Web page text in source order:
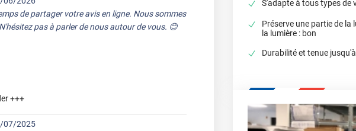
de partager votre avis en ligne. Nous sommes
pas à parler de nous autour de vous. 😊
+++
07/2025
S'adapte à tous types de
Préserve une partie de
la lumière : bon
Durabilité et tenue